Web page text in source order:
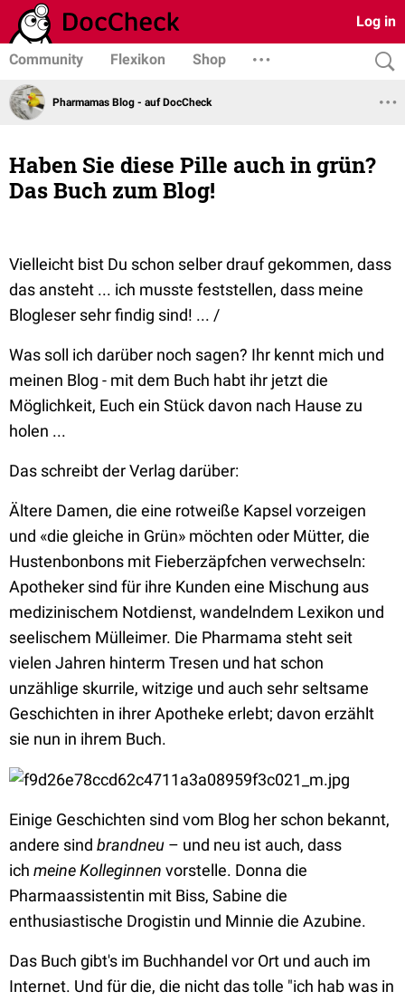
Log in
Community Flexikon Shop
Pharmamas Blog - auf DocCheck
Haben Sie diese Pille auch in grün?
Das Buch zum Blog!
Vielleicht bist Du schon selber drauf gekommen, dass
das ansteht ... ich musste feststellen, dass meine
Blogleser sehr findig sind! ... /
Was soll ich darüber noch sagen? Ihr kennt mich und
meinen Blog - mit dem Buch habt ihr jetzt die
Möglichkeit, Euch ein Stück davon nach Hause zu
holen ...
Das schreibt der Verlag darüber:
Ältere Damen, die eine rotweiße Kapsel vorzeigen
und «die gleiche in Grün» möchten oder Mütter, die
Hustenbonbons mit Fieberzäpfchen verwechseln:
Apotheker sind für ihre Kunden eine Mischung aus
medizinischem Notdienst, wandelndem Lexikon und
seelischem Mülleimer. Die Pharmama steht seit
vielen Jahren hinterm Tresen und hat schon
unzählige skurrile, witzige und auch sehr seltsame
Geschichten in ihrer Apotheke erlebt; davon erzählt
sie nun in ihrem Buch.
Einige Geschichten sind vom Blog her schon bekannt,
andere sind brandneu – und neu ist auch, dass
ich meine Kolleginnen vorstelle. Donna die
Pharmaassistentin mit Biss, Sabine die
enthusiastische Drogistin und Minnie die Azubine.
Das Buch gibt's im Buchhandel vor Ort und auch im
Internet. Und für die, die nicht das tolle "ich hab was in